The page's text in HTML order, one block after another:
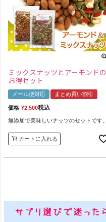
ミックスナッツとアーモンドの
お得セット
メール便対応 まとめ買い割引
価格 ¥2,500税込
無添加で美味しいナッツのセットです。
カートに入れる